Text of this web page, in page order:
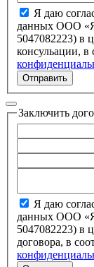
Я даю
данных ООО
5047082223) в целях обработки запроса и полченя
консульации, в
Отправить
Заключить
Я даю
данных ООО
5047082223) в целях обработки запроса и заключение
договора, в